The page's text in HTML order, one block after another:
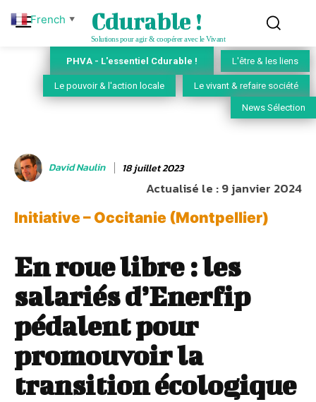
Cdurable !
Solutions pour agir & coopérer avec le Vivant
PHVA - L'essentiel Cdurable ! L'être & les liens
Le pouvoir & l'action locale Le vivant & refaire société
News Sélection
David Naulin 18 juillet 2023
Actualisé le :9 janvier 2024
Initiative – Occitanie (Montpellier)
En roue libre : les
salariés d’Enerfip
pédalent pour
promouvoir la
transition écologique
French ▼